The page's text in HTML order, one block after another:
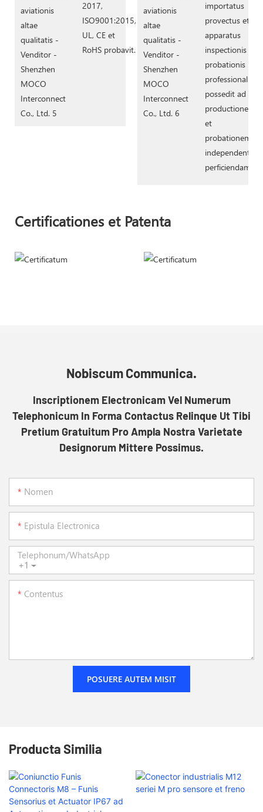
2017,
ISO9001:2015,
UL, CE et
RoHS probavit.
importatus
provectus et
apparatus
inspectionis et
probationis
professionalis
possedit ad
productionem
et
probationem
independenter
perficiendam.
Certificationes et Patenta
Nobiscum Communica.
Inscriptionem Electronicam Vel Numerum
Telephonicum In Forma Contactus Relinque Ut Tibi
Pretium Gratuitum Pro Ampla Nostra Varietate
Designorum Mittere Possimus.
Nomen
Epistula Electronica
+1
Telephonum/WhatsApp
Contentus
POSUERE AUTEM MISIT
Producta Similia